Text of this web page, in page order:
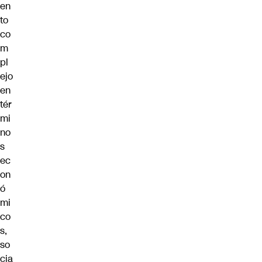
en
to
co
m
pl
ejo
en
tér
mi
no
s
ec
on
ó
mi
co
s,
so
cia